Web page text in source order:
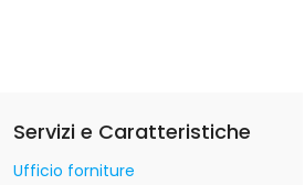
Servizi e Caratteristiche
Ufficio forniture